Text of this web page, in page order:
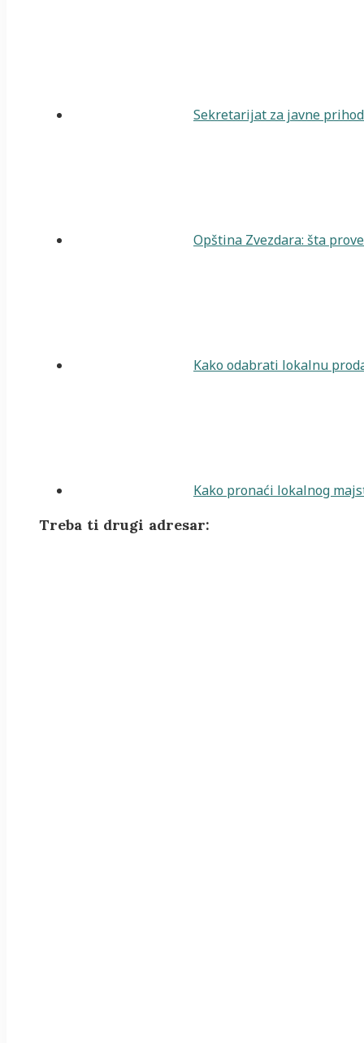
Sekretarijat za javne
Opština Zvezdara: šta
Kako odabrati lokalnu
Kako pronaći lokalnog
Treba ti drugi adresar: